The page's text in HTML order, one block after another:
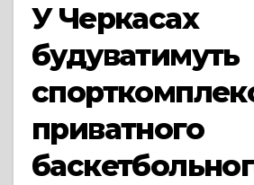
У Черкасах
будуватимуть
приватного